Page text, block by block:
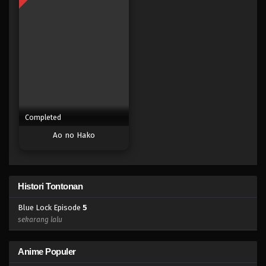
Blue Lock Episode 08
Blue Lock Episode 07
Eps 07 - Episode 07 - April 17, 2023
Blue Lock Episode 06
Completed
Ao no Hako
Histori Tontonan
Blue Lock Episode 5
sekarang lalu
Anime Populer